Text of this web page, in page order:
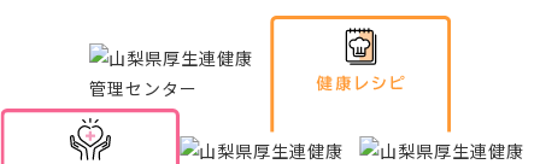
健康情報
厚生連について